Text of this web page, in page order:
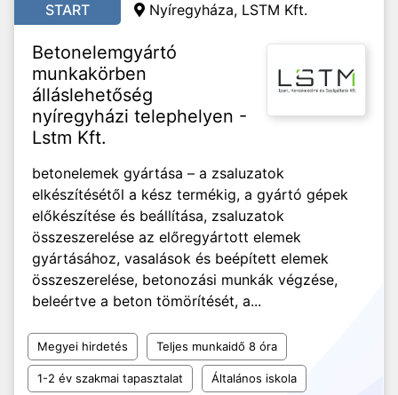
START Nyíregyháza, LSTM Kft.
Betonelemgyártó
munkakörben
álláslehetőség
nyíregyházi telephelyen -
Lstm Kft.
betonelemek gyártása – a zsaluzatok
elkészítésétől a kész termékig, a gyártó gépek
előkészítése és beállítása, zsaluzatok
összeszerelése az előregyártott elemek
gyártásához, vasalások és beépített elemek
összeszerelése, betonozási munkák végzése,
beleértve a beton tömörítését, a...
Megyei hirdetés Teljes munkaidő 8 óra
1-2 év szakmai tapasztalat Általános iskola